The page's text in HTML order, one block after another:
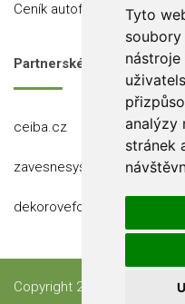
Tyto
nástroje
analýzy
stránek
Ceník autofólií
Partnerské stránky
ceiba.cz
zavesnesystemy.cz
dekorovefolie.cz
Copyright 2023 Ceiba, s.r.o.